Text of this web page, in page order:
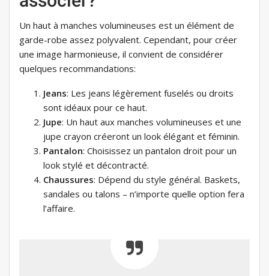
Un haut à manches volumineuses est un élément de
garde-robe assez polyvalent. Cependant, pour créer
une image harmonieuse, il convient de considérer
quelques recommandations:
Jeans: Les jeans légèrement fuselés ou droits
sont idéaux pour ce haut.
Jupe: Un haut aux manches volumineuses et une
jupe crayon créeront un look élégant et féminin.
Pantalon: Choisissez un pantalon droit pour un
look stylé et décontracté.
Chaussures: Dépend du style général. Baskets,
sandales ou talons – n’importe quelle option fera
l’affaire.